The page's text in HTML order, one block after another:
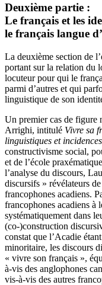
Deuxième partie :
Le français et les
le français langue
La deuxième section de
portant sur la relation du
locuteur pour qui le
parmi d’autres et qui
linguistique de son
Un premier cas de figure
Arrighi, intitulé Vivre sa
linguistiques et
constructivisme social,
et de l’école
l’analyse du discours,
discursifs » révélateurs
francophones acadiens.
francophones acadiens à
systématiquement dans
(co-)construction
constat que l’Acadie
minoritaire, les discours
« vivre son français »,
à-vis des anglophones
vis-à-vis des autres